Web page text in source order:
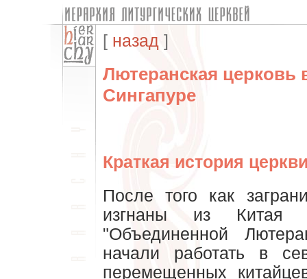
[ назад ]
Лютеранская церковь
Сингапуре
Краткая история
После того как
изгнаны из Китая
"Объединенной
начали работать в
перемещенных